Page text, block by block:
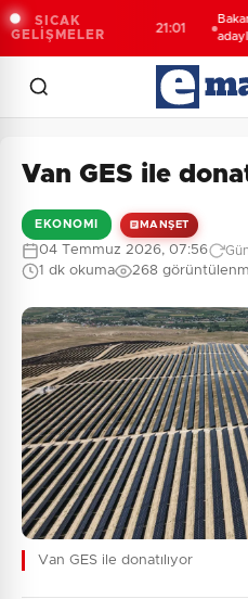
SICAK
GELİŞMELER
Bakan
adaylarıyla
Van GES ile
EKONOMI MANŞET
04 Temmuz 2026, 07:56
1 dk okuma 268
Van GES ile donatılıyor